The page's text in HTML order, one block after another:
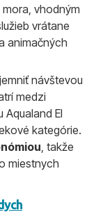
vhodným
vrátane
animačných
návštevou
medzi
El
kategórie.
, takže
miestnych